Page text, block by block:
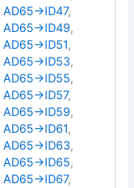
AD65→ID47,
AD65→ID49,
AD65→ID51,
AD65→ID53,
AD65→ID55,
AD65→ID57,
AD65→ID59,
AD65→ID61,
AD65→ID63,
AD65→ID65,
AD65→ID67,